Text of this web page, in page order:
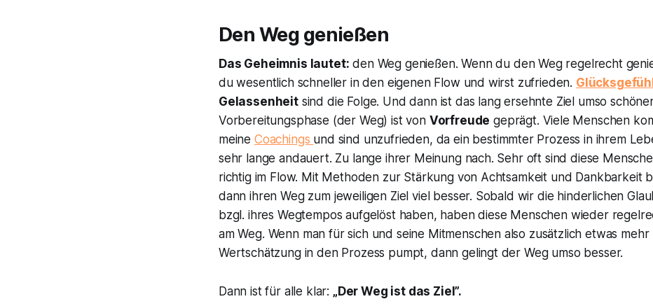
Den Weg genießen
Das Geheimnis lautet: den Weg genießen. Wenn du den Weg regelrecht
du wesentlich schneller in den eigenen Flow und wirst zufrieden.
Gelassenheitsind die Folge. Und dann ist das lang ersehnte Ziel umso
Vorbereitungsphase (der Weg) ist von Vorfreude geprägt. Viele Menschen
meine Coachings und sind unzufrieden, da ein bestimmter Prozess in ihrem
sehr lange andauert. Zu lange ihrer Meinung nach. Sehr oft sind diese
richtig im Flow. Mit Methoden zur Stärkung von Achtsamkeit und Dankbarkeit
dann ihren Weg zum jeweiligen Ziel viel besser. Sobald wir die hinderlichen
bzgl. ihres Wegtempos aufgelöst haben, haben diese Menschen wieder
am Weg. Wenn man für sich und seine Mitmenschen also zusätzlich etwas
Wertschätzung in den Prozess pumpt, dann gelingt der Weg umso besser.
Dann ist für alle klar: „Der Weg ist das Ziel”.